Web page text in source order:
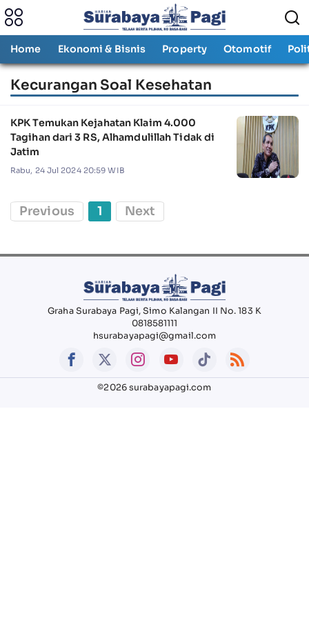
Home Ekonomi & Bisnis Property Otomotif
Kecurangan Soal Kesehatan
KPK Temukan Kejahatan Klaim 4.000
Tagihan dari 3 RS, Alhamdulillah Tidak di
Jatim
Rabu, 24 Jul 2024 20:59 WIB
Previous 1 Next
Graha Surabaya Pagi, Simo Kalangan II No. 183 K
0818581111
hsurabayapagi@gmail.com
©2026 surabayapagi.com